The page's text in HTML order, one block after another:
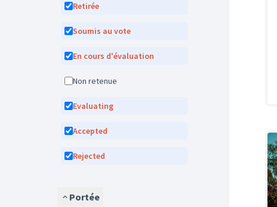
Retirée
Soumis au vote
En cours d'évaluation
Non retenue
Evaluating
Accepted
Rejected
Portée